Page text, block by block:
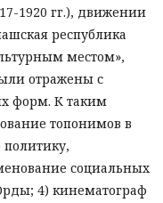
1920 гг.), движении
республика
местом»,
отражены с
форм. К таким
топонимов в
социальных
4) кинематограф